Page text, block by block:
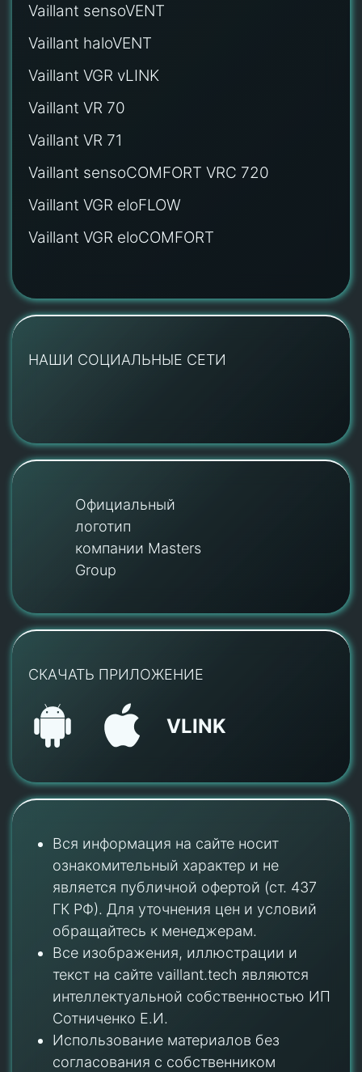
Vaillant sensoVENT
Vaillant haloVENT
Vaillant VGR vLINK
Vaillant VR 70
Vaillant VR 71
Vaillant sensoCOMFORT VRC 720
Vaillant VGR eloFLOW
Vaillant VGR eloCOMFORT
НАШИ СОЦИАЛЬНЫЕ СЕТИ
Официальный
логотип
компании Masters
Group
СКАЧАТЬ ПРИЛОЖЕНИЕ
VLINK
Вся информация на сайте носит
ознакомительный характер и не
является публичной офертой (ст. 437
ГК РФ). Для уточнения цен и условий
обращайтесь к менеджерам.
Все изображения, иллюстрации и
текст на сайте vaillant.tech являются
интеллектуальной собственностью ИП
Сотниченко Е.И.
Использование материалов без
согласования с собственником